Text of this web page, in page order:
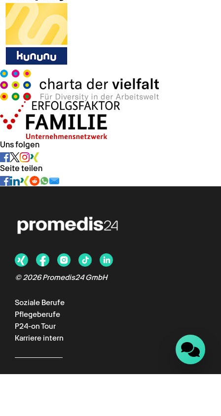
Uns folgen
Seite teilen
© 2026 Promedis24 GmbH
Soziale Berufe
Pflegeberufe
P24-on Tour
Karriere intern
Für Kunden
Chat verfügbar